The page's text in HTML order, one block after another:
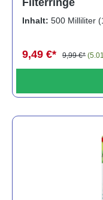
Inhalt: 500 Milliliter
9,49 €* 9,99 €*